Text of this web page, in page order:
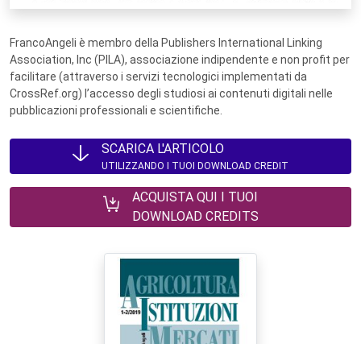
FrancoAngeli è membro della Publishers International Linking
Association, Inc (PILA), associazione indipendente e non profit per
facilitare (attraverso i servizi tecnologici implementati da
CrossRef.org) l’accesso degli studiosi ai contenuti digitali nelle
pubblicazioni professionali e scientifiche.
SCARICA L'ARTICOLO
UTILIZZANDO I TUOI DOWNLOAD CREDIT
ACQUISTA QUI I TUOI
DOWNLOAD CREDITS